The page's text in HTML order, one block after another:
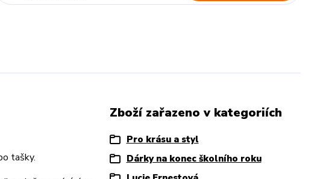
tašky.
Zboží zařazeno v kategoriích
Pro krásu a styl
Dárky na konec školního roku